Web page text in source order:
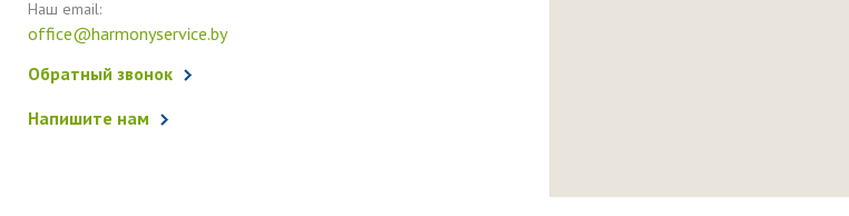
Наш email:
office@harmonyservice.by
Обратный звонок
Напишите нам